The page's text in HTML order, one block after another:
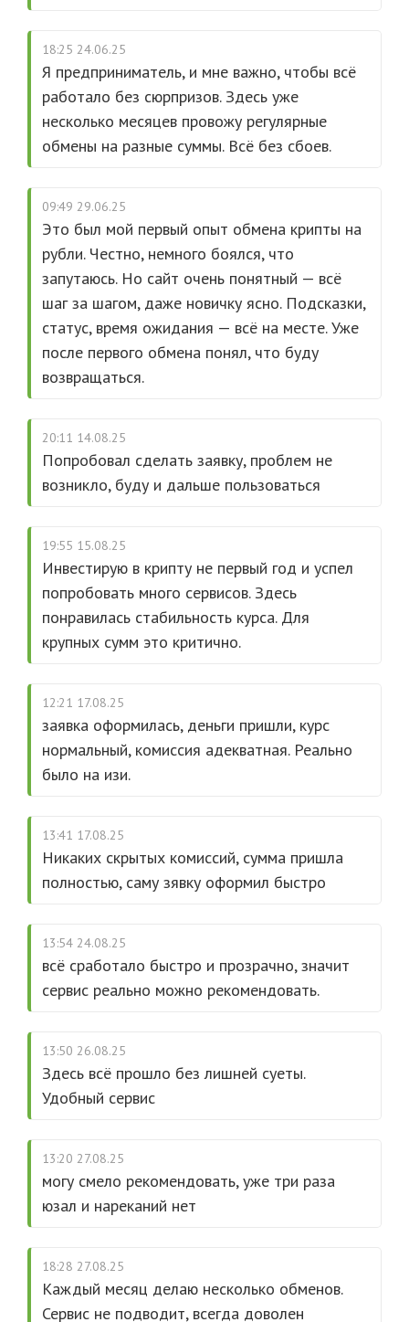
18:25 24.06.25
Я предприниматель, и мне важно, чтобы всё
работало без сюрпризов. Здесь уже
несколько месяцев провожу регулярные
обмены на разные суммы. Всё без сбоев.
09:49 29.06.25
Это был мой первый опыт обмена крипты на
рубли. Честно, немного боялся, что
запутаюсь. Но сайт очень понятный — всё
шаг за шагом, даже новичку ясно. Подсказки,
статус, время ожидания — всё на месте. Уже
после первого обмена понял, что буду
возвращаться.
20:11 14.08.25
Попробовал сделать заявку, проблем не
возникло, буду и дальше пользоваться
19:55 15.08.25
Инвестирую в крипту не первый год и успел
попробовать много сервисов. Здесь
понравилась стабильность курса. Для
крупных сумм это критично.
12:21 17.08.25
заявка оформилась, деньги пришли, курс
нормальный, комиссия адекватная. Реально
было на изи.
13:41 17.08.25
Никаких скрытых комиссий, сумма пришла
полностью, саму зявку оформил быстро
13:54 24.08.25
всё сработало быстро и прозрачно, значит
сервис реально можно рекомендовать.
13:50 26.08.25
Здесь всё прошло без лишней суеты.
Удобный сервис
13:20 27.08.25
могу смело рекомендовать, уже три раза
юзал и нареканий нет
18:28 27.08.25
Каждый месяц делаю несколько обменов.
Сервис не подводит, всегда доволен